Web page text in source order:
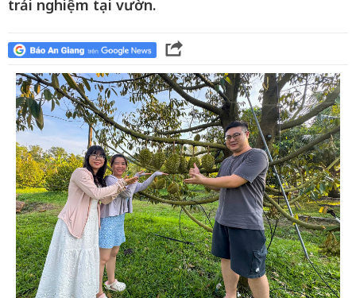
trải nghiệm tại vườn.